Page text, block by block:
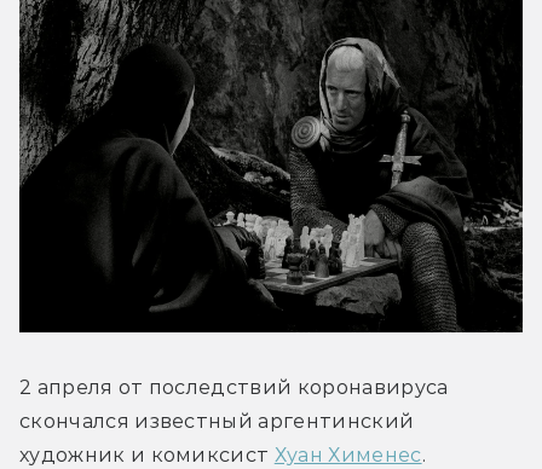
2 апреля от последствий коронавируса
скончался известный аргентинский
художник и комиксист Хуан Хименес.